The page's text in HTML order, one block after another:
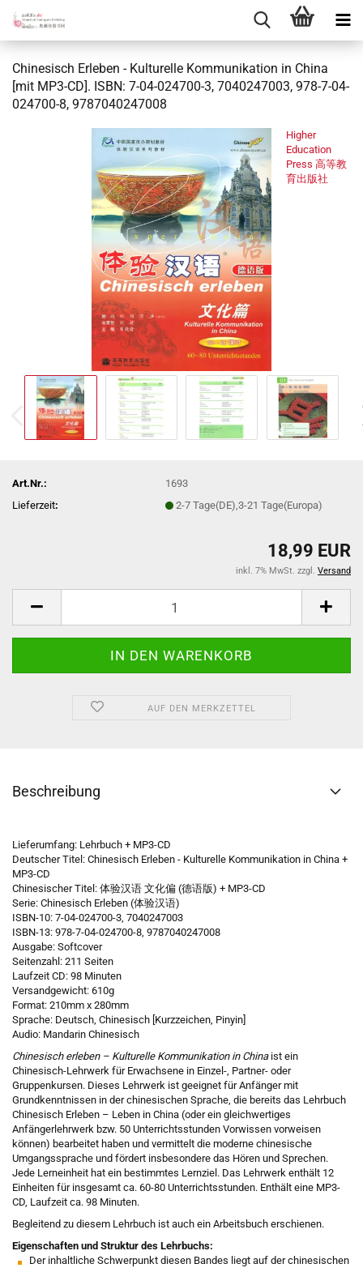
Chinesisch Erleben - Kulturelle Kommunikation in China
[mit MP3-CD]. ISBN: 7-04-024700-3, 7040247003, 978-7-04-
024700-8, 9787040247008
Higher
Education
Press 高等教
育出版社
Art.Nr.:
1693
Lieferzeit: 2-7 Tage(DE),3-21 Tage(Europa)
18,99 EUR
inkl. 7% MwSt. zzgl. Versand
AUF DEN MERKZETTEL
Beschreibung
Lieferumfang: Lehrbuch + MP3-CD
Deutscher Titel: Chinesisch Erleben - Kulturelle Kommunikation in China +
MP3-CD
Chinesischer Titel: 体验汉语 文化偏 (德语版) + MP3-CD
Serie: Chinesisch Erleben (体验汉语)
ISBN-10: 7-04-024700-3, 7040247003
ISBN-13: 978-7-04-024700-8, 9787040247008
Ausgabe: Softcover
Seitenzahl: 211 Seiten
Laufzeit CD: 98 Minuten
Versandgewicht: 610g
Format: 210mm x 280mm
Sprache: Deutsch, Chinesisch [Kurzzeichen, Pinyin]
Audio: Mandarin Chinesisch
Chinesisch erleben – Kulturelle Kommunikation in Chinaist ein
Chinesisch-Lehrwerk für Erwachsene in Einzel-, Partner- oder
Gruppenkursen. Dieses Lehrwerk ist geeignet für Anfänger mit
Grundkenntnissen in der chinesischen Sprache, die bereits das Lehrbuch
Chinesisch Erleben – Leben in China (oder ein gleichwertiges
Anfängerlehrwerk bzw. 50 Unterrichtsstunden Vorwissen vorweisen
können) bearbeitet haben und vermittelt die moderne chinesische
Umgangssprache und fördert insbesondere das Hören und Sprechen.
Jede Lerneinheit hat ein bestimmtes Lernziel. Das Lehrwerk enthält 12
Einheiten für insgesamt ca. 60-80 Unterrichtsstunden. Enthält eine MP3-
CD, Laufzeit ca. 98 Minuten.
Begleitend zu diesem Lehrbuch ist auch ein Arbeitsbuch erschienen.
Eigenschaften und Struktur des Lehrbuchs:
Der inhaltliche Schwerpunkt diesen Bandes liegt auf der chinesischen